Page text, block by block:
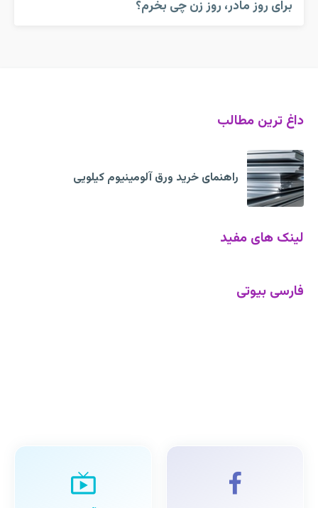
برای روز مادر، روز زن چی بخرم؟
داغ ترین مطالب
راهنمای خرید ورق آلومینیوم کیلویی
لینک های مفید
فارسی بیوتی